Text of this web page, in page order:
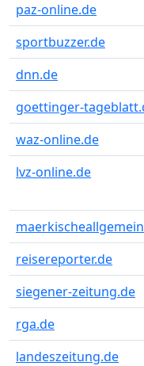
paz-online.de
sportbuzzer.de
dnn.de
goettinger-
waz-online.de
lvz-online.de
reisereporter.de
siegener-zeitung.de
rga.de
landeszeitung.de